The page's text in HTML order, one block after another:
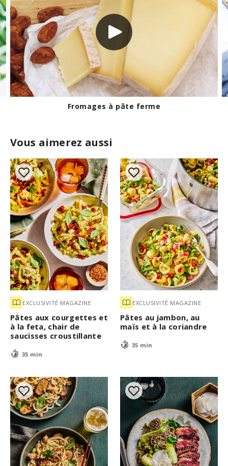
Comment cuire parfaitement des pâtes
Vous aimerez aussi
EXCLUSIVITÉ MAGAZINE
Pâtes aux courgettes et
à la feta, chair de
saucisses croustillante
35 min
EXCLUSIVITÉ MAGAZINE
Pâtes au jambon, au
maïs et à la coriandre
35 min